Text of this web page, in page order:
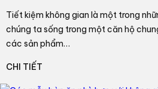
Tiết kiệm không gian là một trong
chúng ta sống trong một căn hộ
các sản phẩm…
CHI TIẾT